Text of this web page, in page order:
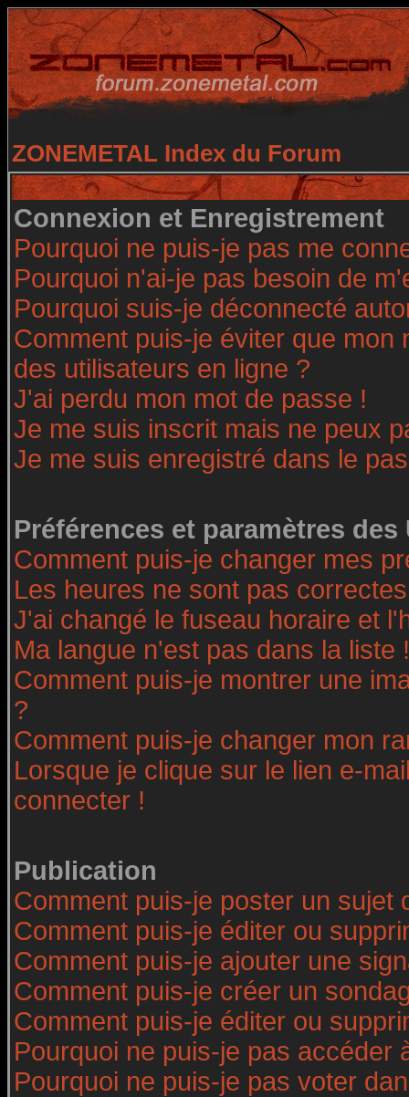
ZONEMETAL Index du Forum
Connexion et Enregistrement
Pourquoi ne puis-je pas me
Pourquoi n'ai-je pas besoin de
Pourquoi suis-je déconnecté
Comment puis-je éviter que
des utilisateurs en ligne ?
J'ai perdu mon mot de passe !
Je me suis inscrit mais ne peux
Je me suis enregistré dans le
Préférences et paramètres
Comment puis-je changer mes
Les heures ne sont pas
J'ai changé le fuseau horaire et
Ma langue n'est pas dans la liste !
Comment puis-je montrer une
?
Comment puis-je changer mon
Lorsque je clique sur le lien e-
connecter !
Publication
Comment puis-je poster un sujet
Comment puis-je éditer ou
Comment puis-je ajouter une
Comment puis-je créer un
Comment puis-je éditer ou
Pourquoi ne puis-je pas accéder
Pourquoi ne puis-je pas voter